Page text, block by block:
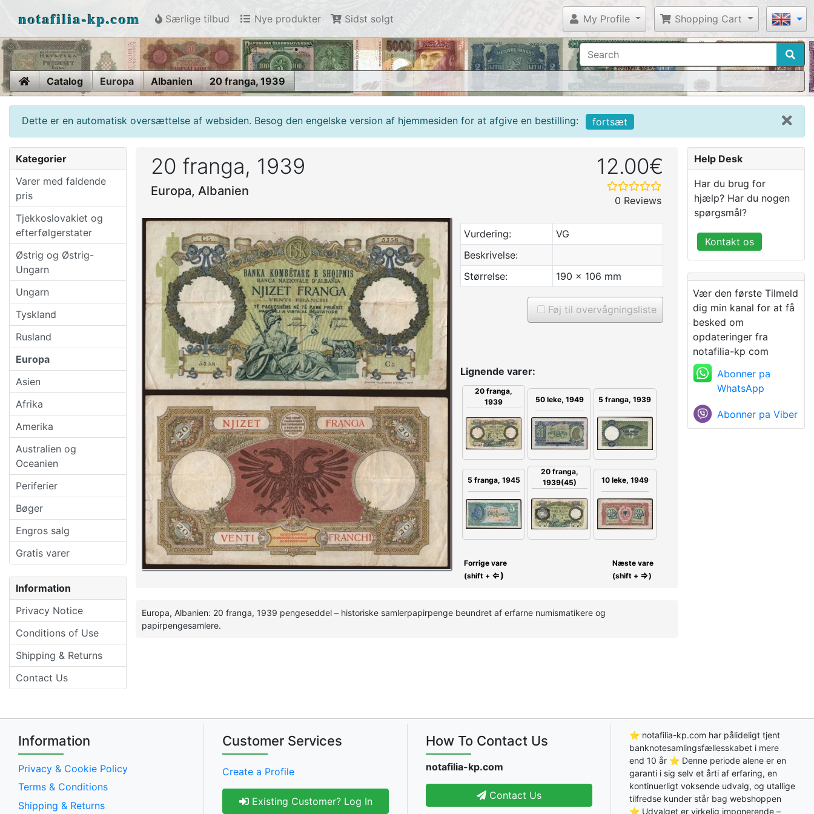
notafilia-kp.com Særlige tilbud Nye produkter Sidst solgt My Profile Shopping Cart
HomeCatalog Europa Albanien 20 franga, 1939
Dette er en automatisk oversættelse af websiden. Besog den engelske version af hjemmesiden for at afgive en bestilling: fortsæt
Kategorier
Varer med faldende
pris
Tjekkoslovakiet og
efterfølgerstater
Østrig og Østrig-
Ungarn
Ungarn
Tyskland
Rusland
Europa
Asien
Afrika
Amerika
Australien og
Oceanien
Periferier
Bøger
Engros salg
Gratis varer
Information
Privacy Notice
Conditions of Use
Shipping & Returns
Contact Us
20 franga, 1939
Europa, Albanien
12.00€
0 Reviews
Vurdering:
VG
Beskrivelse:
Størrelse:
190 x 106 mm
Føj til overvågningsliste
Lignende varer:
20 franga,
1939
50 leke, 1949 5 franga, 1939
5 franga, 1945
20 franga,
1939(45)
10 leke, 1949
Forrige vare
(shift + ⇐)
Næste vare
(shift + ⇒)
Europa, Albanien: 20 franga, 1939 pengeseddel – historiske samlerpapirpenge beundret af erfarne numismatikere og
papirpengesamlere.
Help Desk
Har du brug for
hjælp? Har du nogen
spørgsmål?
Kontakt os
Vær den første Tilmeld
dig min kanal for at få
besked om
opdateringer fra
notafilia-kp com
Abonner pa
WhatsApp
Abonner pa Viber
Information
Privacy & Cookie Policy
Terms & Conditions
Shipping & Returns
Customer Services
Create a Profile
Existing Customer? Log In
How To Contact Us
notafilia-kp.com
Contact Us
⭐ notafilia-kp.com har pålideligt tjent
banknotesamlingsfællesskabet i mere
end 10 år ⭐ Denne periode alene er en
garanti i sig selv et årti af erfaring, en
kontinuerligt voksende udvalg, og utallige
tilfredse kunder står bag webshoppen
⭐ Udvalget er virkelig imponerende –